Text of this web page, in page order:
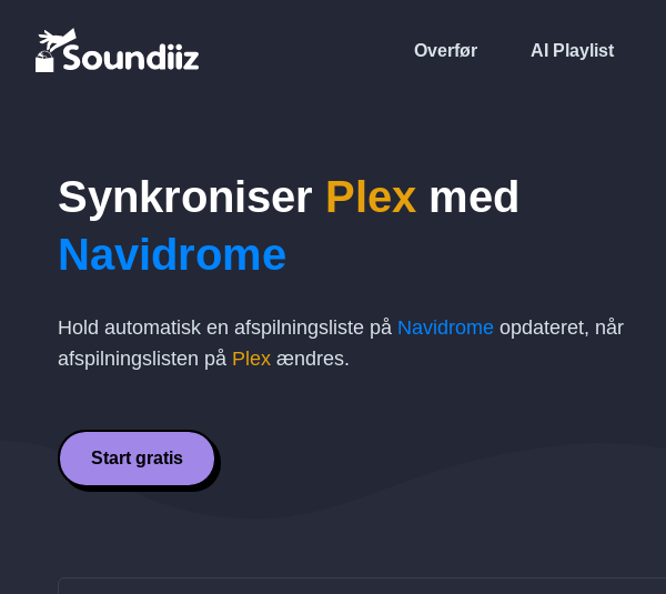
Overfør AI Playlist
Synkroniser Plex med
Navidrome
Hold automatisk en afspilningsliste på Navidrome opdateret, når
afspilningslisten på Plex ændres.
Start gratis